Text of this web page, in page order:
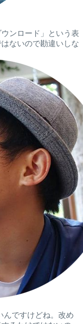
ンロード」という表
ないので勘違いしな
んですけどね。改め